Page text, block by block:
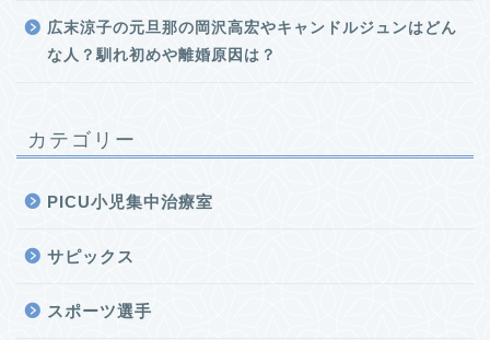
広末涼子の元旦那の岡沢高宏やキャンドルジュンはどん
な人？馴れ初めや離婚原因は？
カテゴリー
PICU小児集中治療室
サピックス
スポーツ選手